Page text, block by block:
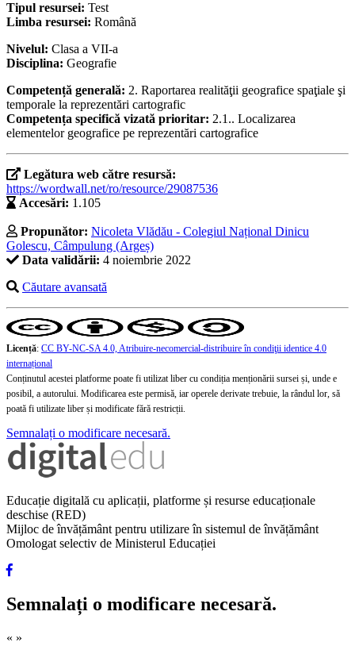
Tipul resursei: Test
Limba resursei: Română
Nivelul: Clasa a VII-a
Disciplina: Geografie
Competență generală: 2. Raportarea realităţii geografice spaţiale şi
temporale la reprezentări cartografic
Competența specifică vizată prioritar: 2.1.. Localizarea
elementelor geografice pe reprezentări cartografice
Legătura web către resursă:
https://wordwall.net/ro/resource/29087536
Accesări: 1.105
Propunător: Nicoleta Vlădău - Colegiul Național Dinicu
Golescu, Câmpulung (Argeș)
Data validării: 4 noiembrie 2022
Căutare avansată
Licență: CC BY-NC-SA 4.0, Atribuire-necomercial-distribuire în condiţii identice 4.0
internațional
Conținutul acestei platforme poate fi utilizat liber cu condiția menționării sursei și, unde e
posibil, a autorului. Modificarea este permisă, iar operele derivate trebuie, la rândul lor, să
poată fi utilizate liber și modificate fără restricții.
Semnalați o modificare necesară.
Educație digitală cu aplicații, platforme și resurse educaționale
deschise (RED)
Mijloc de învățământ pentru utilizare în sistemul de învățământ
Omologat selectiv de Ministerul Educației
Semnalați o modificare necesară.
« »